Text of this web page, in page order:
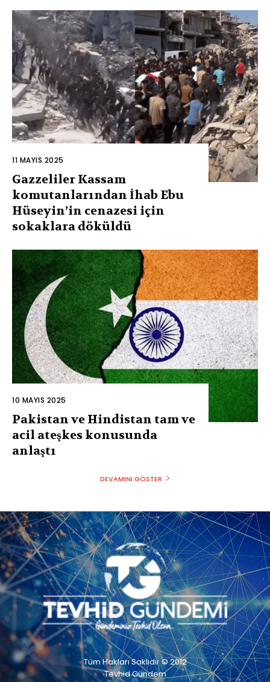
11 MAYIS 2025
Gazzeliler Kassam
komutanlarından İhab Ebu
Hüseyin’in cenazesi için
sokaklara döküldü
10 MAYIS 2025
Pakistan ve Hindistan tam ve
acil ateşkes konusunda
anlaştı
DEVAMINI GÖSTER
Tüm Hakları Saklıdır © 2012
Tevhid Gündem